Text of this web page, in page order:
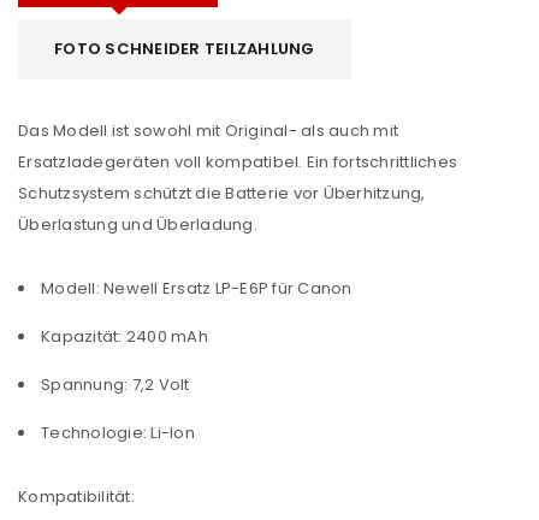
FOTO SCHNEIDER TEILZAHLUNG
Das Modell ist sowohl mit Original- als auch mit
Ersatzladegeräten voll kompatibel. Ein fortschrittliches
Schutzsystem schützt die Batterie vor Überhitzung,
Überlastung und Überladung.
Modell: Newell Ersatz LP-E6P für Canon
Kapazität: 2400 mAh
Spannung: 7,2 Volt
Technologie: Li-Ion
Kompatibilität: